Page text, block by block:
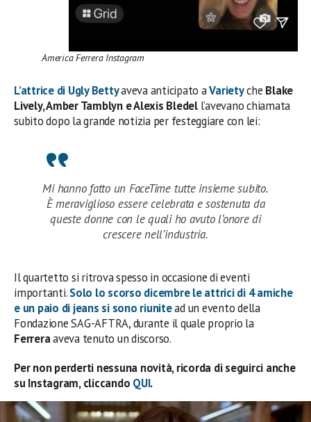
America Ferrera Instagram
L’attrice di Ugly Bettyaveva anticipato aVarietyche Blake
Lively, Amber Tamblyn e Alexis Bledell’avevano chiamata
subito dopo la grande notizia per festeggiare con lei:
Mi hanno fatto un FaceTime tutte insieme subito.
È meraviglioso essere celebrata e sostenuta da
queste donne con le quali ho avuto l’onore di
crescere nell’industria.
Il quartetto si ritrova spesso in occasione di eventi
importanti.Solo lo scorso dicembre le attrici di 4 amiche
e un paio di jeans si sono riunitead un evento della
Fondazione SAG-AFTRA, durante il quale proprio la
Ferreraaveva tenuto un discorso.
Per non perderti nessuna novità, ricorda di seguirci anche
su Instagram, cliccando QUI.